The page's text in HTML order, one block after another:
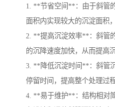
1. **节省空间**：由于斜管
面积内实现较大的沉淀面积
2. **提高沉淀效率**：斜管
的沉降速度加快，从而提高
3. **降低沉淀时间**：斜管
停留时间，提高整个处理过
4. **易于维护**：结构相对